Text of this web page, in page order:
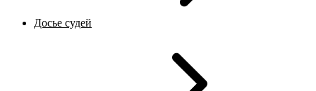
Досье судей